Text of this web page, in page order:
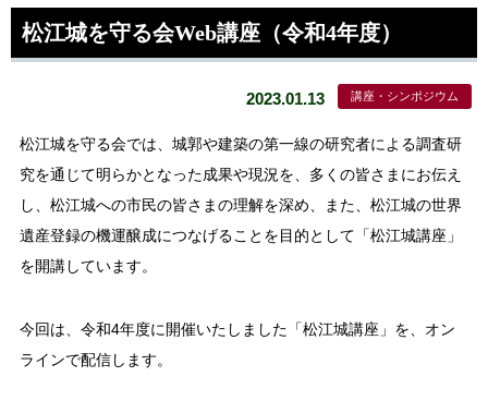
松江城を守る会Web講座（令和4年度）
2023.01.13 講座・シンポジウム
松江城を守る会では、城郭や建築の第一線の研究者による調査研
究を通じて明らかとなった成果や現況を、多くの皆さまにお伝え
し、松江城への市民の皆さまの理解を深め、また、松江城の世界
遺産登録の機運醸成につなげることを目的として「松江城講座」
を開講しています。
今回は、令和4年度に開催いたしました「松江城講座」を、オン
ラインで配信します。